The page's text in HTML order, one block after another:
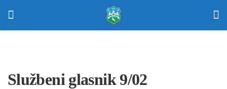
Službeni glasnik 9/02